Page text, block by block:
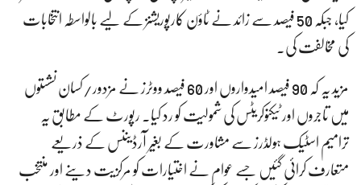
کیا، جبکہ 50 فیصد سے زائد نے ٹاؤن کارپوریشنز کے لیے بالواسطہ انتخابات
کی مخالفت کی۔
مزید یہ کہ 90 فیصد امیدواروں اور 60 فیصد ووٹرز نے مزدور/کسان نشستوں
میں تاجروں اور ٹیکنوکریٹس کی شمولیت کو رد کیا۔ رپورٹ کے مطابق یہ
ترامیم اسٹیک ہولڈرز سے مشاورت کے بغیر آرڈیننس کے ذریعے
متعارف کرائی گئیں جسے عوام نے اختیارات کو مرکزیت دینے اور منتخب